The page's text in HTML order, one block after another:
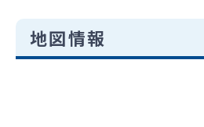
地図情報